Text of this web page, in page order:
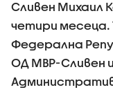
Сливен Михаил
четири месеца.
Федерална
ОД МВР-Сливен